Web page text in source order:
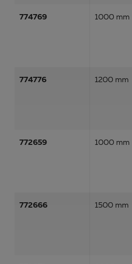
774769 1000 mm
774776 1200 mm
772659 1000 mm
772666 1500 mm